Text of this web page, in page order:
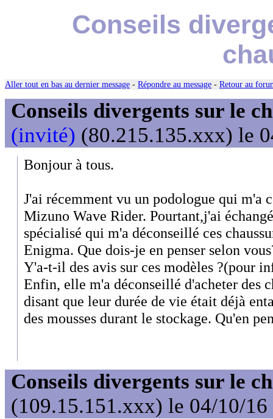
Conseils
Aller tout en bas au dernier message - Répondre au message - Retour au
Conseils divergents sur le
(invité) (80.215.135.xxx) le
Bonjour à tous.
J'ai récemment vu un podologue qui m'a
Mizuno Wave Rider. Pourtant,j'ai
spécialisé qui m'a déconseillé ces
Enigma. Que dois-je en penser selon
Y'a-t-il des avis sur ces modèles ?(pour
Enfin, elle m'a déconseillé d'acheter des
disant que leur durée de vie était déjà
des mousses durant le stockage. Qu'en
Conseils divergents sur le
(109.15.151.xxx) le 04/10/16